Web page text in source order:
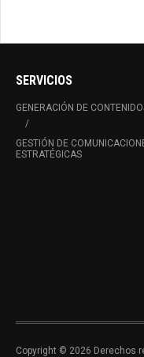
SERVICIOS
GENERACIÓN DE
GESTIÓN DE
ESTRATÉGICAS
Copyright © 2026 Derechos